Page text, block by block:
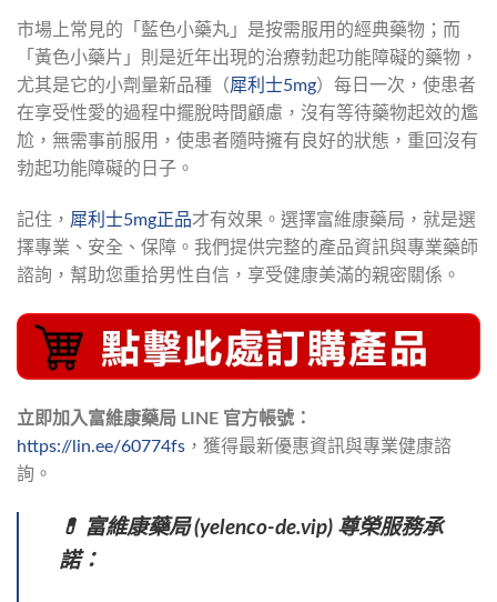
市場上常見的「藍色小藥丸」是按需服用的經典藥物；而
「黃色小藥片」則是近年出現的治療勃起功能障礙的藥物，
尤其是它的小劑量新品種（犀利士5mg）每日一次，使患者
在享受性愛的過程中擺脫時間顧慮，沒有等待藥物起效的尷
尬，無需事前服用，使患者隨時擁有良好的狀態，重回沒有
勃起功能障礙的日子。
記住， 犀利士5mg正品才有效果。選擇富維康藥局，就是選
擇專業、安全、保障。我們提供完整的產品資訊與專業藥師
諮詢，幫助您重拾男性自信，享受健康美滿的親密關係。
立即加入富維康藥局 LINE 官方帳號：
https://lin.ee/60774fs ，獲得最新優惠資訊與專業健康諮
詢。
💊 富維康藥局 (yelenco-de.vip) 尊榮服務承
諾：